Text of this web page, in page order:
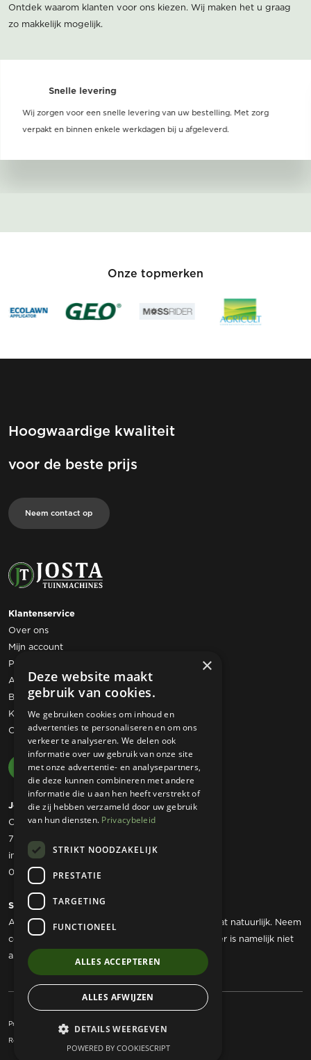
Ontdek waarom klanten voor ons kiezen. Wij maken het u graag
zo makkelijk mogelijk.
Snelle levering
Wij zorgen voor een snelle levering van uw bestelling. Met zorg
verpakt en binnen enkele werkdagen bij u afgeleverd.
Onze topmerken
Hoogwaardige kwaliteit
voor de beste prijs
Neem contact op
Klantenservice
Over ons
Mijn account
Privacy statement
Algemene voorwaarden
Bestelling retourneren
Klachtenregeling
Contact
Josta Tuinmachines
Ommerweg 49
7797 RC Rheezerveen
info@jostatuinmachines.nl
06 - 50 60 46 07
Showroom
Als u werktuigen wilt komen bekijken dan kan dat natuurlijk. Neem
contact met ons op om een afspraak te maken, er is namelijk niet
altijd iemand aanwezig.
Privacy Statement
Realisatie:
×
Deze website maakt
gebruik van cookies.
We gebruiken cookies om inhoud en
advertenties te personaliseren en om ons
verkeer te analyseren. We delen ook
informatie over uw gebruik van onze site
met onze advertentie- en analysepartners,
die deze kunnen combineren met andere
informatie die u aan hen heeft verstrekt of
die zij hebben verzameld door uw gebruik
van hun diensten. Privacybeleid
STRIKT NOODZAKELIJK
PRESTATIE
TARGETING
FUNCTIONEEL
ALLES ACCEPTEREN
ALLES AFWIJZEN
DETAILS WEERGEVEN
POWERED BY COOKIESCRIPT